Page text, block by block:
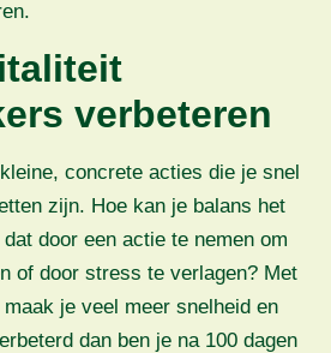
verbeteren
concrete acties die je snel
zijn. Hoe kan je balans het
door een actie te nemen om
of door stress te verlagen? Met
je veel meer snelheid en
dan ben je na 100 dagen